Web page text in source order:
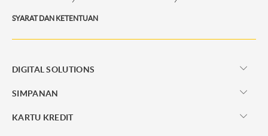
SYARAT DAN KETENTUAN
DIGITAL SOLUTIONS
SIMPANAN
KARTU KREDIT